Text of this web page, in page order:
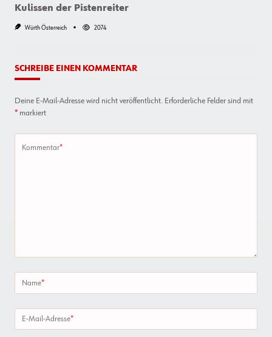
Kulissen der Pistenreiter
Würth Österreich 2074
SCHREIBE EINEN KOMMENTAR
Deine E-Mail-Adresse wird nicht veröffentlicht. Erforderliche Felder sind mit
* markiert
Kommentar*
Name*
E-Mail-Adresse*